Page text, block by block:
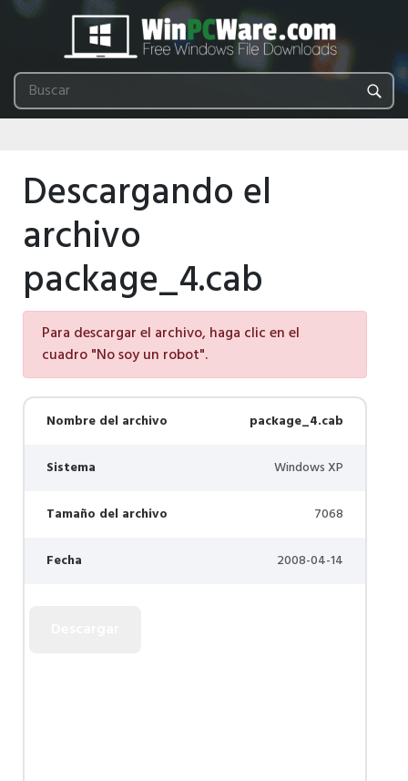
Descargando el
archivo
package_4.cab
Para descargar el archivo, haga clic en el
cuadro "No soy un robot".
Nombre del archivo package_4.cab
Sistema Windows XP
Tamaño del archivo 7068
Fecha 2008-04-14